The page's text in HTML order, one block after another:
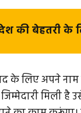
की बेहतरी के
के लिए अपने नाम
मिली है